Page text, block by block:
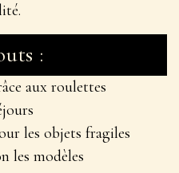
:
aux roulettes
les objets fragiles
les modèles